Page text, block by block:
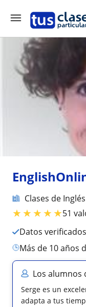
Clases de Inglés
★★★★★51
Datos verificados
más de 10 años
Los alumnos
Serge es un
adapta a tus